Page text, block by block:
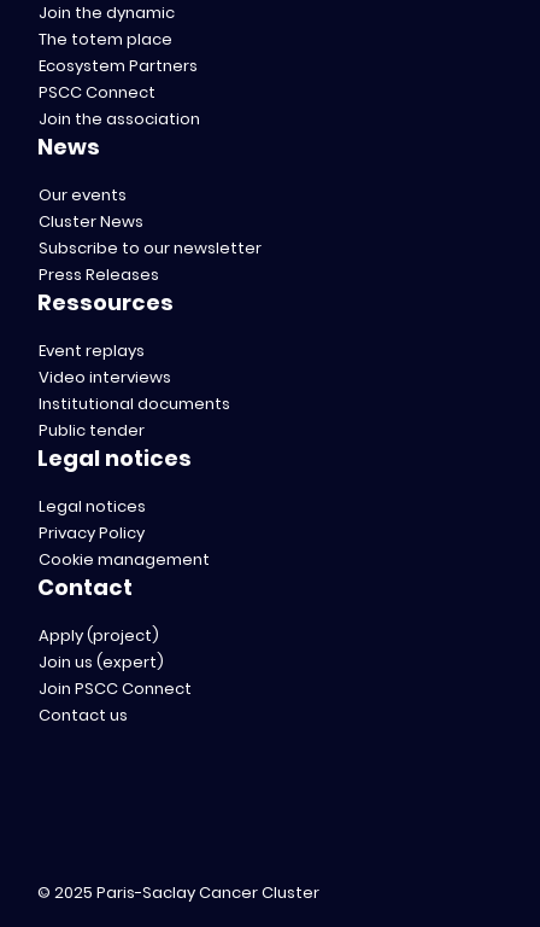
Join the dynamic
The totem place
Ecosystem Partners
PSCC Connect
Join the association
News
Our events
Cluster News
Subscribe to our newsletter
Press Releases
Ressources
Event replays
Video interviews
Institutional documents
Public tender
Legal notices
Legal notices
Privacy Policy
Cookie management
Contact
Apply (project)
Join us (expert)
Join PSCC Connect
Contact us
© 2025 Paris-Saclay Cancer Cluster